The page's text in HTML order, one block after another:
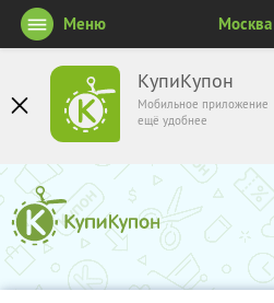
КупиКупон
Мобильное приложение
ещё удобнее
Меню Москва